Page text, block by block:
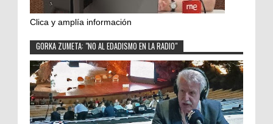
Clica y amplía información
GORKA ZUMETA: "NO AL EDADISMO EN LA RADIO"